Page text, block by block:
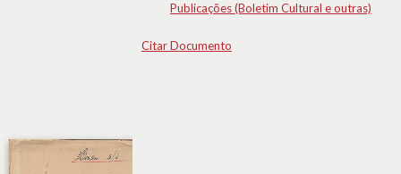
Publicações (Boletim Cultural e outras)
Citar Documento